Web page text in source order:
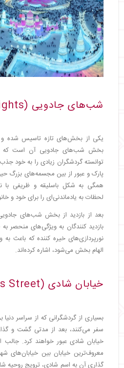
شب‌های جادویی (Magical Nights)
یکی از بخش‌های تازه تاسیس شده و
بخش شب‌های جادویی آن است که
توانسته گردشگران زیادی را به خود
پارک و عبور از بین مجسمه‌های بزرگ
همگی به شکل باسلیقه و ظریفی با
لحظات به یادماندنی‌ای را برای خود و
بعد از بازدید از بخش شب‌های
بازدید کنندگان به ویژگی‌های منحصر
نورپردازی‌های خیره کننده که باعث
الهام بخش می‌شود، اشاره کرده‌اند.
خیابان شادی (Happiness Street)
بسیاری از گردشگرانی که از سراسر دنیا
سفر می‌کنند، بعد از مدتی گشت و
خیابان شادی عبور خواهند کرد. جالب
معروف‌ترین خیابان بین خیابان‌های
گذاری آن به اسم شادی، ترویج روحیه